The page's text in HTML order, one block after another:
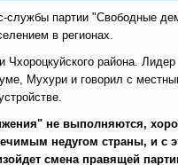
службы партии "Свободные
в регионах.
Чхороцкуйского района.
Мухури и говорил с
не выполняются,
недугом страны, и с
смена правящей